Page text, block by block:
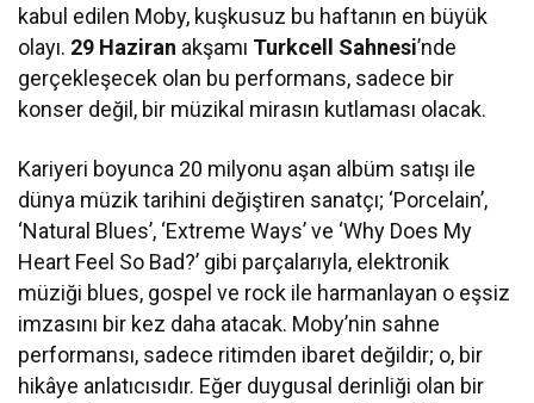
kabul edilen Moby, kuşkusuz bu haftanın en büyük
olayı. 29 Haziran akşamı Turkcell Sahnesi’nde
gerçekleşecek olan bu performans, sadece bir
konser değil, bir müzikal mirasın kutlaması olacak.
Kariyeri boyunca 20 milyonu aşan albüm satışı ile
dünya müzik tarihini değiştiren sanatçı; ‘Porcelain’,
‘Natural Blues’, ‘Extreme Ways’ ve ‘Why Does My
Heart Feel So Bad?’ gibi parçalarıyla, elektronik
müziği blues, gospel ve rock ile harmanlayan o eşsiz
imzasını bir kez daha atacak. Moby’nin sahne
performansı, sadece ritimden ibaret değildir; o, bir
hikâye anlatıcısıdır. Eğer duygusal derinliği olan bir